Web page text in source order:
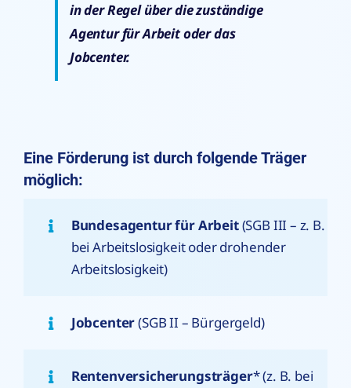
in der Regel über die zuständige
Agentur für Arbeit oder das
Jobcenter.
Eine Förderung ist durch folgende Träger
möglich:
Bundesagentur für Arbeit(SGB III – z. B.
bei Arbeitslosigkeit oder drohender
Arbeitslosigkeit)
Jobcenter(SGB II – Bürgergeld)
Rentenversicherungsträger* (z. B. bei